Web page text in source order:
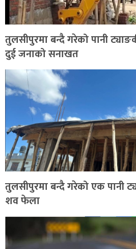
तुलसीपुरमा बन्दै गरेको पानी
दुई जनाको सनाखत
तुलसीपुरमा बन्दै गरेको एक पानी
शव फेला